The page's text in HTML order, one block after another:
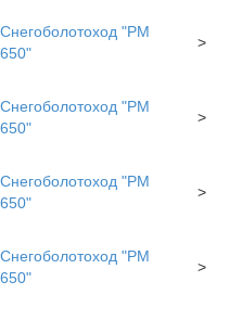
Снегоболотоход "РМ
650"
>
Снегоболотоход "РМ
650"
>
Снегоболотоход "РМ
650"
>
Снегоболотоход "РМ
650"
>